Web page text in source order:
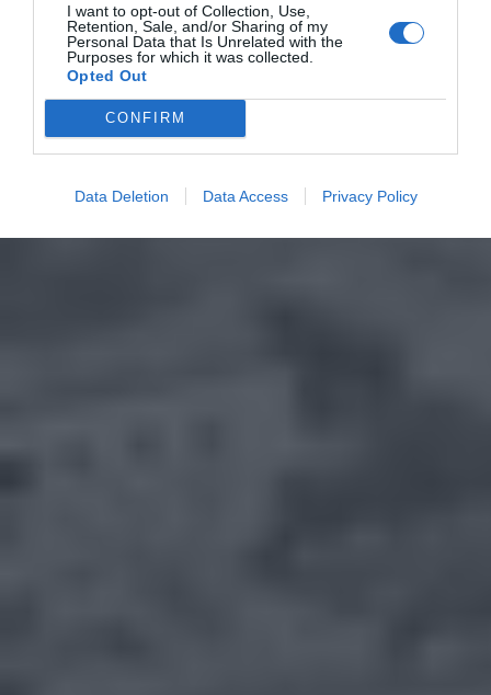
I want to opt-out of Collection, Use,
Retention, Sale, and/or Sharing of my
Personal Data that Is Unrelated with the
Purposes for which it was collected.
Opted Out
CONFIRM
Data Deletion Data Access Privacy Policy